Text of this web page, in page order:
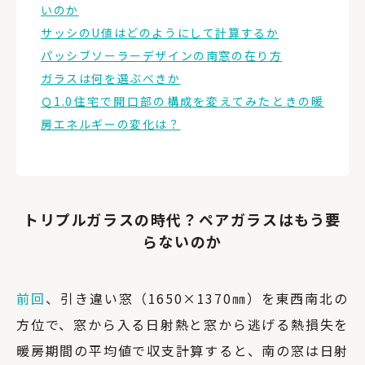
いのか
サッシのU値はどのようにして計算するか
パッシブソーラーデザインの南窓の在り方
ガラスは何を選ぶべきか
Ｑ1.0住宅で開口部の構成を変えてみたときの暖
房エネルギーの変化は？
トリプルガラスの時代？ペアガラスはもう要
らないのか
前回、引き違い窓（1650×1370㎜）を東西南北の
方位で、窓から入る日射熱と窓から逃げる熱損失を
暖房期間の平均値で収支計算すると、南の窓は日射